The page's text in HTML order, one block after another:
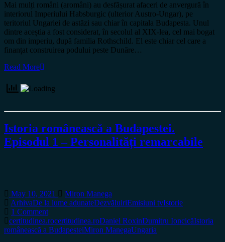
Mai mulți români (aromâni) au desfășurat afaceri de anvergură în
interiorul Imperiului Habsburgic (ulterior Austro-Ungar), pe
teritoriul Ungariei de astăzi sau chiar în capitala Budapesta. Unul
dintre aceștia a fost considerat, în secolul al XIX-lea, cel mai bogat
om din imperiu, după familia Rothschild. El este chiar cel care a
finanțat construirea podului peste Dunăre…
Read More
Istoria românească a Budapestei.
Episodul 1 – Personalități remarcabile
May 10, 2021
Miron Manega
ArhivaDe la lume adunateDezvăluiriEmisiuni tvIstorie
1 Comment
certitudinea.rocertitudinea.roDaniel RoxinDumitru IoncicăIstoria
românească a BudapesteiMiron ManegaUngaria